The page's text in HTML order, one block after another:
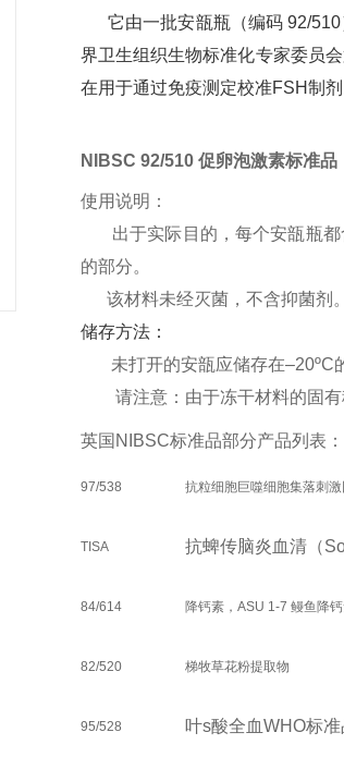
它由一批安瓿瓶（编码 92/510
界卫生组织生物标准化专家委员
在用于通过免疫测定校准FSH制剂
NIBSC 92/510 促卵泡激素标准品
使用说明：
出于实际目的，每个安瓿瓶都
的部分。
该材料未经灭菌，不含抑菌剂。
储存方法：
未打开的安瓿应储存在–20ºC
请注意：由于冻干材料的固有
英国NIBSC标准品部分产品列表：
97/538 抗粒细胞巨噬细胞集落刺
TISA 抗蜱传脑炎血清（
84/614 降钙素，ASU 1-7 鳗鱼降
82/520 梯牧草花粉提取物
95/528 叶s酸全血WHO标准